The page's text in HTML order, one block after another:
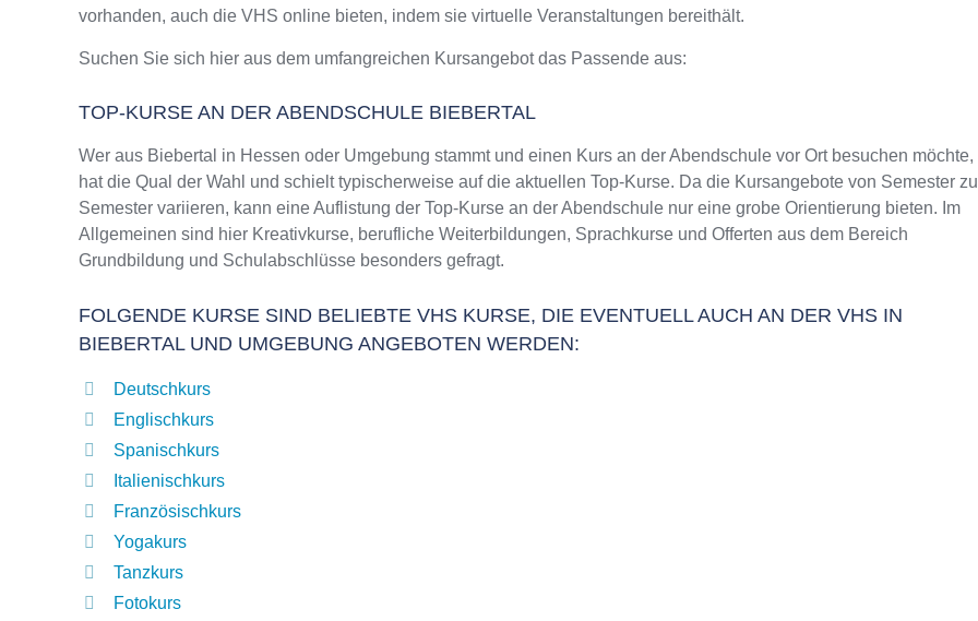
vorhanden, auch die VHS online bieten, indem sie virtuelle Veranstaltungen bereithält.
Suchen Sie sich hier aus dem umfangreichen Kursangebot das Passende aus:
TOP-KURSE AN DER ABENDSCHULE BIEBERTAL
Wer aus Biebertal in Hessen oder Umgebung stammt und einen Kurs an der Abendschule vor Ort besuchen möchte,
hat die Qual der Wahl und schielt typischerweise auf die aktuellen Top-Kurse. Da die Kursangebote von Semester zu
Semester variieren, kann eine Auflistung der Top-Kurse an der Abendschule nur eine grobe Orientierung bieten. Im
Allgemeinen sind hier Kreativkurse, berufliche Weiterbildungen, Sprachkurse und Offerten aus dem Bereich
Grundbildung und Schulabschlüsse besonders gefragt.
FOLGENDE KURSE SIND BELIEBTE VHS KURSE, DIE EVENTUELL AUCH AN DER VHS IN
BIEBERTAL UND UMGEBUNG ANGEBOTEN WERDEN:
Deutschkurs
Englischkurs
Spanischkurs
Italienischkurs
Französischkurs
Yogakurs
Tanzkurs
Fotokurs